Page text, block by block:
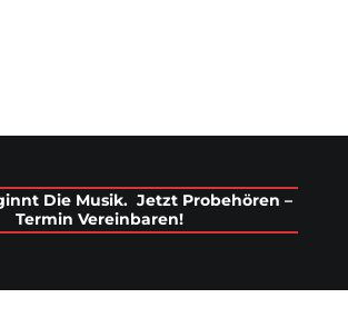
Die Musik. Jetzt Probehören –
Termin Vereinbaren!